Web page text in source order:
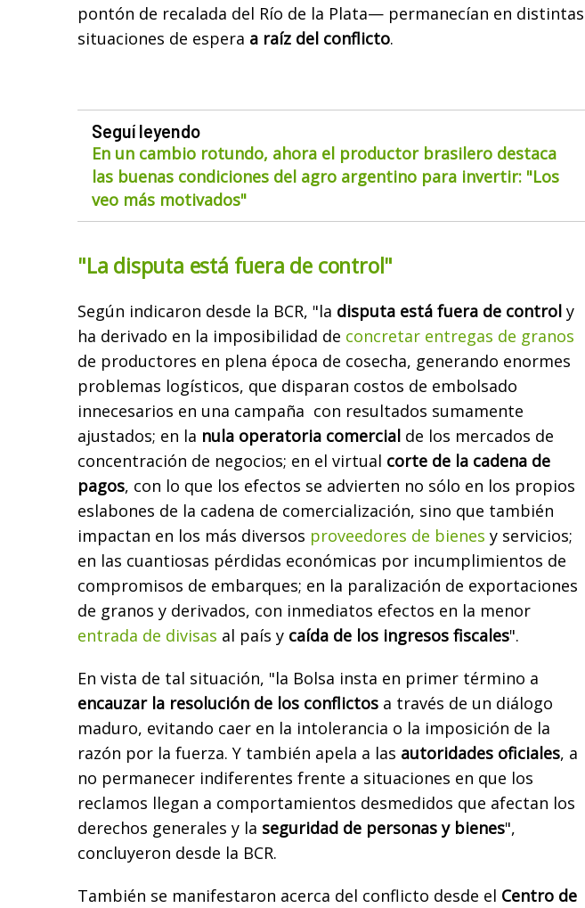
pontón de recalada del Río de la Plata— permanecían en distintas
situaciones de espera a raíz del conflicto.
Seguí leyendo
En un cambio rotundo, ahora el productor brasilero destaca
las buenas condiciones del agro argentino para invertir: "Los
veo más motivados"
"La disputa está fuera de control"
Según indicaron desde la BCR, "la disputa está fuera de control y
ha derivado en la imposibilidad de concretar entregas de granos
de productores en plena época de cosecha, generando enormes
problemas logísticos, que disparan costos de embolsado
innecesarios en una campaña con resultados sumamente
ajustados; en la nula operatoria comercial de los mercados de
concentración de negocios; en el virtual corte de la cadena de
pagos, con lo que los efectos se advierten no sólo en los propios
eslabones de la cadena de comercialización, sino que también
impactan en los más diversos proveedores de bienes y servicios;
en las cuantiosas pérdidas económicas por incumplimientos de
compromisos de embarques; en la paralización de exportaciones
de granos y derivados, con inmediatos efectos en la menor
entrada de divisas al país y caída de los ingresos fiscales".
En vista de tal situación, "la Bolsa insta en primer término a
encauzar la resolución de los conflictos a través de un diálogo
maduro, evitando caer en la intolerancia o la imposición de la
razón por la fuerza. Y también apela a las autoridades oficiales, a
no permanecer indiferentes frente a situaciones en que los
reclamos llegan a comportamientos desmedidos que afectan los
derechos generales y la seguridad de personas y bienes",
concluyeron desde la BCR.
También se manifestaron acerca del conflicto desde el Centro de